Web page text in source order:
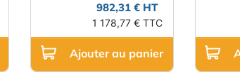
982,31 € HT
1 178,77 € TTC
Ajouter au panier